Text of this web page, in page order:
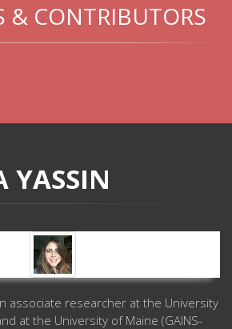
& CONTRIBUTORS
YASSIN
associate researcher at the University
at the University of Maine (GAINS-